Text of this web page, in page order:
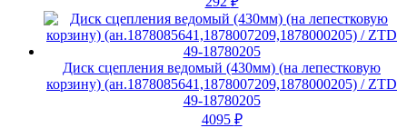
Диск сцепления ведомый (430мм) (на лепестковую
корзину) (ан.1878085641,1878007209,1878000205) / ZTD
49-18780205
4095 ₽